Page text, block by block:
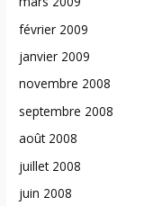
février 2009
janvier 2009
novembre 2008
septembre 2008
août 2008
juillet 2008
juin 2008